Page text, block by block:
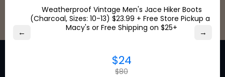
← →
Weatherproof Vintage Men's Jace Hiker Boots
(Charcoal, Sizes: 10-13) $23.99 + Free Store Pickup at
Macy's or Free Shipping on $25+
$24
$80